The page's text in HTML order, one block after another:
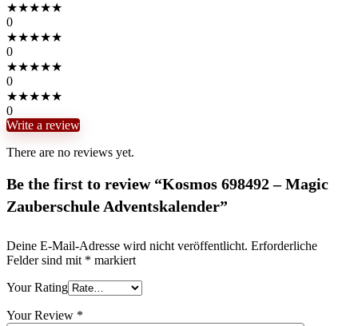
★★★★★
0
★★★★★
0
★★★★★
0
★★★★★
0
Write a review
There are no reviews yet.
Be the first to review “Kosmos 698492 – Magic
Zauberschule Adventskalender”
Deine E-Mail-Adresse wird nicht veröffentlicht. Erforderliche
Felder sind mit * markiert
Your Rating
Your Review *